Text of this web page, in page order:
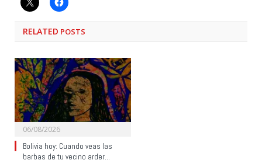
RELATED POSTS
06/08/2026
Bolivia hoy: Cuando veas las
barbas de tu vecino arder…